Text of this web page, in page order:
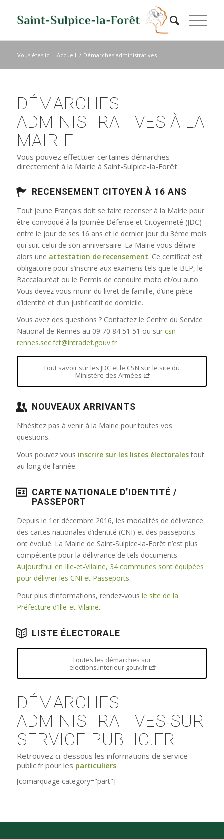
Vous êtes ici : Accueil / Démarches administratives
DÉMARCHES
ADMINISTRATIVES À LA
MAIRIE
Vous pouvez effectuer certaines démarches
directement à la Mairie à Saint-Sulpice-la-Forêt.
RECENSEMENT CITOYEN À 16 ANS
Tout jeune Français doit se faire recenser à la Mairie pour
être convoqué à la Journée Défense et Citoyenneté (JDC)
entre le jour de ses 16 ans et le dernier jour du 3ème mois
qui suit celui de son anniversaire. La Mairie vous délivre
alors une attestation de recensement. Ce certificat est
obligatoire pour s’inscrire aux examens tels que le BEP, le
Baccalauréat ou le Permis de conduire moto et/ou auto.
Vous devez vous munir du livret de famille, d’une pièce
d’identité et d’un justificatif de domicile.
Vous avez des questions ? Contactez le Centre du Service
National de Rennes au 09 70 84 51 51 ou sur csn-
rennes.sec.fct@intradef.gouv.fr
Tout savoir sur les JDC et le CSN sur le site du
Ministère des Armées
NOUVEAUX ARRIVANTS
N’hésitez pas à venir à la Mairie pour toutes vos
questions.
Vous pouvez vous inscrire sur les listes électoralestout
au long de l’année.
CARTE NATIONALE D’IDENTITÉ /
PASSEPORT
Depuis le 1er décembre 2016, les modalités de délivrance
des cartes nationales d’identité (CNI) et des passeports
ont évolué. La Mairie de Saint-Sulpice-la-Forêt n’est plus
compétente pour la délivrance de tels documents.
Aujourd’hui en Ille-et-Vilaine, 34 communes sont équipées
pour délivrer les CNI et Passeports.
Pour plus d’informations, rendez-vous le site de la
Préfecture d’Ille-et-Vilaine.
LISTE ÉLECTORALE
Toutes les démarches sur
elections.interieur.gouv.fr
DÉMARCHES
ADMINISTRATIVES SUR
SERVICE-PUBLIC.FR
Retrouvez ci-dessous les informations de service-
public.fr pour les particuliers
[comarquage category="part"]